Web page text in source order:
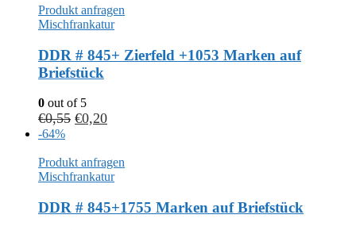
Produkt anfragen
Mischfrankatur
DDR # 845+ Zierfeld +1053 Marken auf
Briefstück
0 out of 5
€0,55 €0,20
-64%
Produkt anfragen
Mischfrankatur
DDR # 845+1755 Marken auf Briefstück